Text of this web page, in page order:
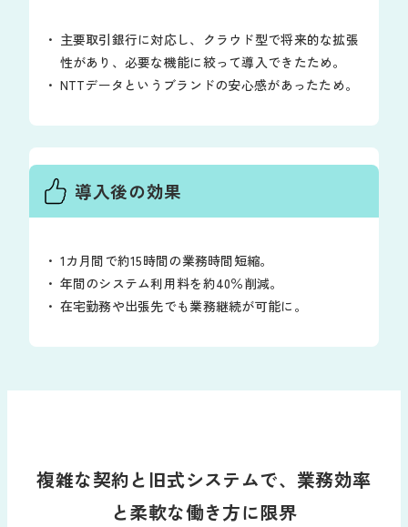
主要取引銀行に対応し、クラウド型で将来的な拡張
性があり、必要な機能に絞って導入できたため。
NTTデータというブランドの安心感があったため。
導入後の効果
1カ月間で約15時間の業務時間短縮。
年間のシステム利用料を約40％削減。
在宅勤務や出張先でも業務継続が可能に。
複雑な契約と旧式システムで、業務効率
と柔軟な働き方に限界